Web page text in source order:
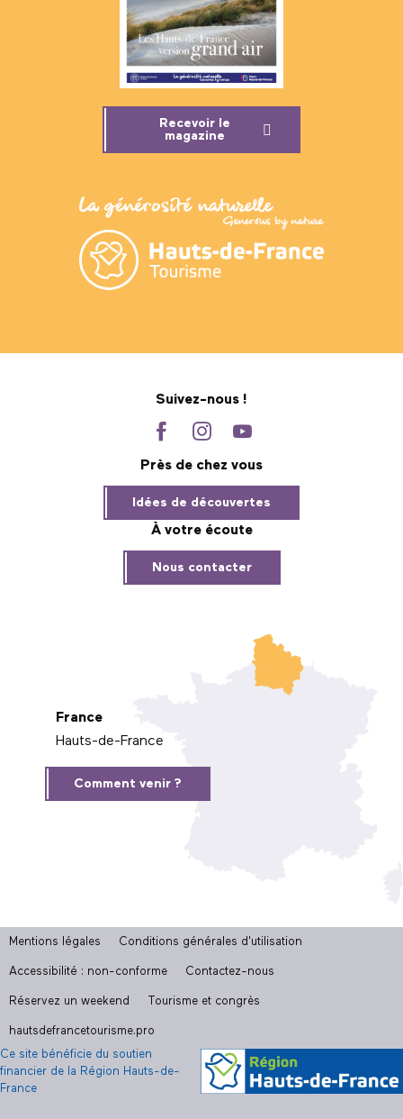
Recevoir le
magazine
Suivez-nous !
Près de chez vous
Idées de découvertes
À votre écoute
Nous contacter
France
Hauts-de-France
Comment venir ?
Mentions légales Conditions générales d'utilisation
Accessibilité : non-conforme Contactez-nous
Réservez un weekend Tourisme et congrès
hautsdefrancetourisme.pro
Ce site bénéficie du soutien
financier de la Région Hauts-de-
France